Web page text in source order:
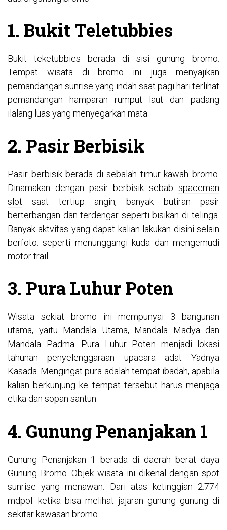
1. Bukit Teletubbies
Bukit teketubbies berada di sisi gunung bromo.
Tempat wisata di bromo ini juga menyajikan
pemandangan sunrise yang indah saat pagi hari.terlihat
pemandangan hamparan rumput laut dan padang
ilalang luas yang menyegarkan mata.
2. Pasir Berbisik
Pasir berbisik berada di sebalah timur kawah bromo.
Dinamakan dengan pasir berbisik sebab spaceman
slot saat tertiup angin, banyak butiran pasir
berterbangan dan terdengar seperti bisikan di telinga.
Banyak aktvitas yang dapat kalian lakukan disini selain
berfoto. seperti menunggangi kuda dan mengemudi
motor trail.
3. Pura Luhur Poten
Wisata sekiat bromo ini mempunyai 3 bangunan
utama, yaitu Mandala Utama, Mandala Madya dan
Mandala Padma. Pura Luhur Poten menjadi lokasi
tahunan penyelenggaraan upacara adat Yadnya
Kasada. Mengingat pura adalah tempat ibadah, apabila
kalian berkunjung ke tempat tersebut harus menjaga
etika dan sopan santun.
4. Gunung Penanjakan 1
Gunung Penanjakan 1 berada di daerah berat daya
Gunung Bromo. Objek wisata ini dikenal dengan spot
sunrise yang menawan. Dari atas ketinggian 2.774
mdpol. ketika bisa melihat jajaran gunung gunung di
sekitar kawasan bromo.